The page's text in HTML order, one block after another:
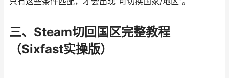
三、Steam切回国区完整教程
（Sixfast实操版）